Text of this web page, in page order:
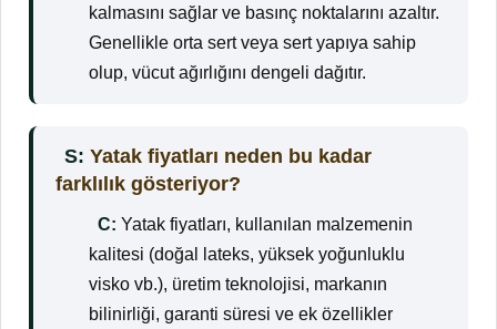
kalmasını sağlar ve basınç noktalarını azaltır.
Genellikle orta sert veya sert yapıya sahip
olup, vücut ağırlığını dengeli dağıtır.
S: Yatak fiyatları neden bu kadar
farklılık gösteriyor?
C: Yatak fiyatları, kullanılan malzemenin
kalitesi (doğal lateks, yüksek yoğunluklu
visko vb.), üretim teknolojisi, markanın
bilinirliği, garanti süresi ve ek özellikler